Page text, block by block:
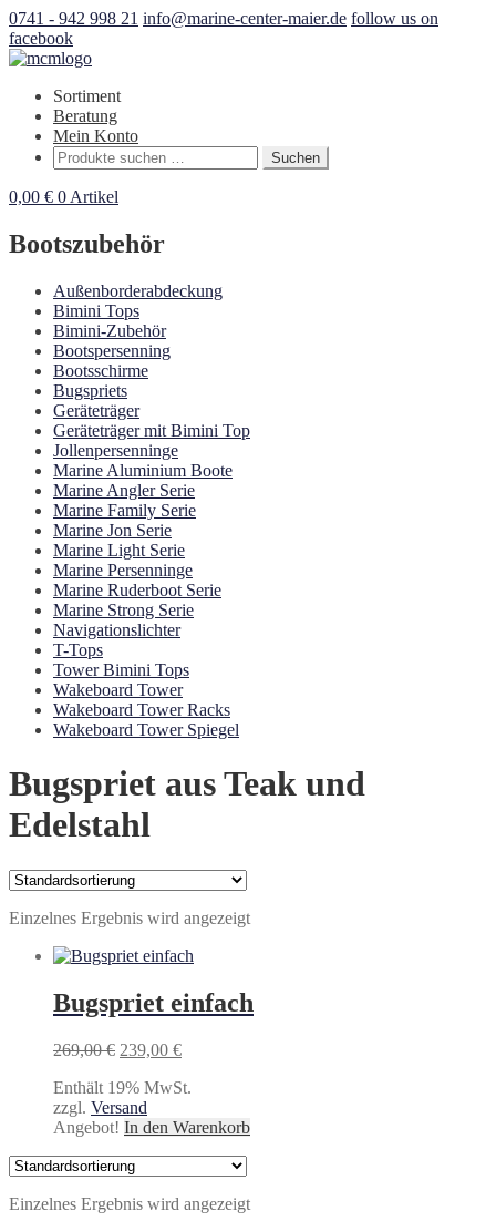
0741 - 942 998 21 info@marine-center-maier.de follow us on
facebook
Sortiment
Beratung
Mein Konto
Suchen
nach:
Suchen
0,00 € 0 Artikel
Bootszubehör
Außenborderabdeckung
Bimini Tops
Bimini-Zubehör
Bootspersenning
Bootsschirme
Bugspriets
Geräteträger
Geräteträger mit Bimini Top
Jollenpersenninge
Marine Aluminium Boote
Marine Angler Serie
Marine Family Serie
Marine Jon Serie
Marine Light Serie
Marine Persenninge
Marine Ruderboot Serie
Marine Strong Serie
Navigationslichter
T-Tops
Tower Bimini Tops
Wakeboard Tower
Wakeboard Tower Racks
Wakeboard Tower Spiegel
Bugspriet aus Teak und
Edelstahl
Einzelnes Ergebnis wird angezeigt
Bugspriet einfach
269,00€ Ursprünglicher
war:
269,00 €
239,00 €Aktueller
ist:
Enthält 19% MwSt.
zzgl. Versand
Angebot! In den Warenkorb
Einzelnes Ergebnis wird angezeigt